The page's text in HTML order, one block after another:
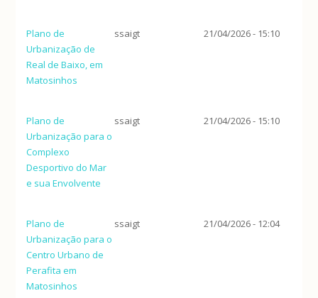
Plano de
Urbanização de
Real de Baixo, em
Matosinhos
ssaigt 21/04/2026 - 15:10
Plano de
Urbanização para o
Complexo
Desportivo do Mar
e sua Envolvente
ssaigt 21/04/2026 - 15:10
Plano de
Urbanização para o
Centro Urbano de
Perafita em
Matosinhos
ssaigt 21/04/2026 - 12:04